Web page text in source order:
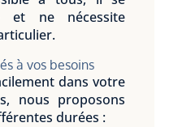
et ne nécessite
à vos besoins
dans votre
nous proposons
durées :